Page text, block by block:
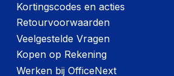
Kortingscodes en acties
Retourvoorwaarden
Veelgestelde Vragen
Kopen op Rekening
Werken bij OfficeNext